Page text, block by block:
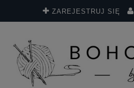
ZAREJESTRUJ SIĘ